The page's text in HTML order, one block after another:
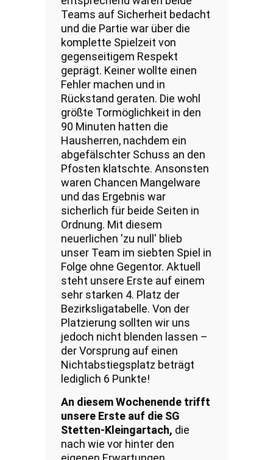
Teams auf Sicherheit bedacht
und die Partie war über die
komplette Spielzeit von
gegenseitigem Respekt
geprägt. Keiner wollte einen
Fehler machen und in
Rückstand geraten. Die wohl
größte Tormöglichkeit in den
90 Minuten hatten die
Hausherren, nachdem ein
abgefälschter Schuss an den
Pfosten klatschte. Ansonsten
waren Chancen Mangelware
und das Ergebnis war
sicherlich für beide Seiten in
Ordnung. Mit diesem
neuerlichen ′zu null′ blieb
unser Team im siebten Spiel in
Folge ohne Gegentor. Aktuell
steht unsere Erste auf einem
sehr starken 4. Platz der
Bezirksligatabelle. Von der
Platzierung sollten wir uns
jedoch nicht blenden lassen –
der Vorsprung auf einen
Nichtabstiegsplatz beträgt
lediglich 6 Punkte!
An diesem Wochenende trifft
unsere Erste auf die SG
Stetten-Kleingartach, die
nach wie vor hinter den